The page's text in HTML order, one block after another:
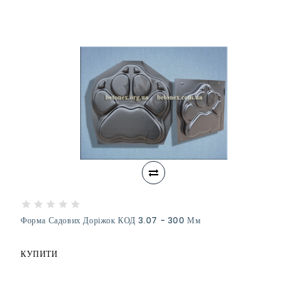
Форма Садових Доріжок КОД 3.07 - 300 Мм
КУПИТИ